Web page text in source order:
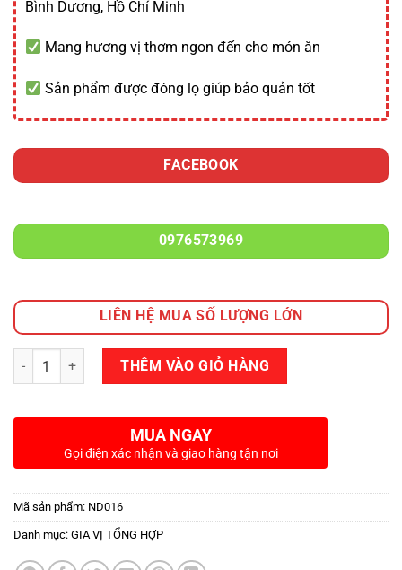
Bình Dương, Hồ Chí Minh
Mang hương vị thơm ngon đến cho món ăn
Sản phẩm được đóng lọ giúp bảo quản tốt
FACEBOOK
0976573969
LIÊN HỆ MUA SỐ LƯỢNG LỚN
Số lượng THÊM VÀO GIỎ HÀNG
MUA NGAY
Gọi điện xác nhận và giao hàng tận nơi
Mã sản phẩm: ND016
Danh mục: GIA VỊ TỔNG HỢP